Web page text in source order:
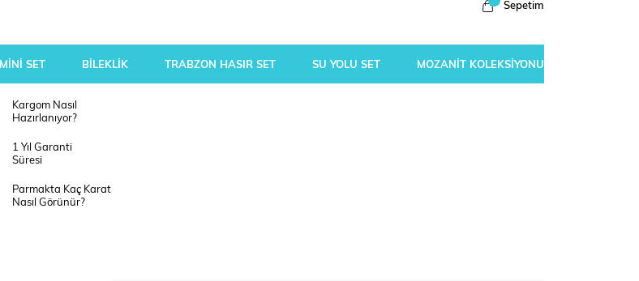
Sepetim
MİNİ SET BİLEKLİK TRABZON HASIR SET SU YOLU SET MOZANİT KOLEKSİYONU
Kargom Nasıl
Hazırlanıyor?
1 Yıl Garanti
Süresi
Parmakta Kaç Karat
Nasıl Görünür?